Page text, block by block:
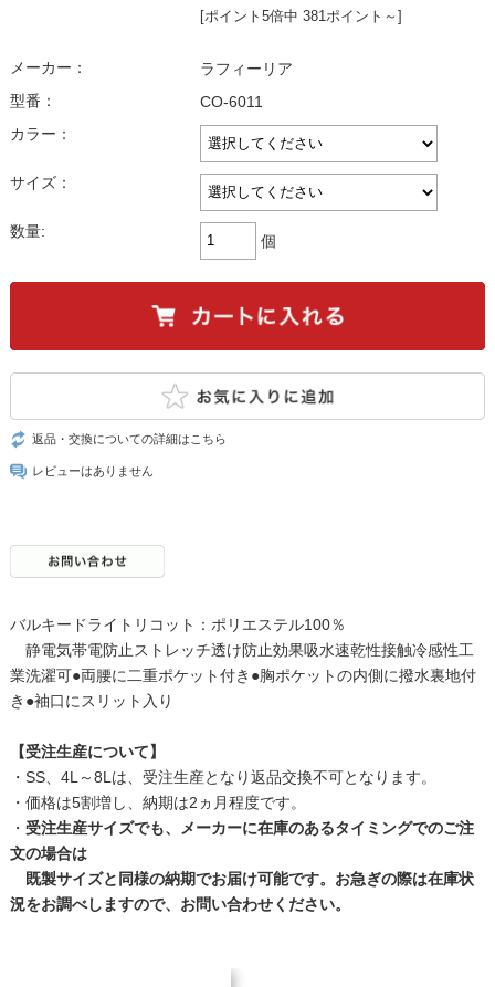
[ポイント5倍中 381ポイント～]
メーカー：
ラフィーリア
型番：
CO-6011
カラー：
サイズ：
数量:
個
返品・交換についての詳細はこちら
レビューはありません
バルキードライトリコット：ポリエステル100％
静電気帯電防止ストレッチ透け防止効果吸水速乾性接触冷感性工
業洗濯可●両腰に二重ポケット付き●胸ポケットの内側に撥水裏地付
き●袖口にスリット入り
【受注生産について】
・SS、4L～8Lは、受注生産となり返品交換不可となります。
・価格は5割増し、納期は2ヵ月程度です。
・ 受注生産サイズでも、メーカーに在庫のあるタイミングでのご注
文の場合は
既製サイズと同様の納期でお届け可能です。お急ぎの際は在庫状
況をお調べしますので、お問い合わせください。